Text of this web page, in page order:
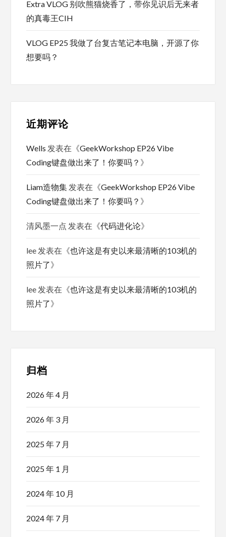
Extra VLOG 别吹熊猫烧香了，带你见识后无来者
的真毒王CIH
VLOG EP25 我做了台复古笔记本电脑，开源了你
想要吗？
近期评论
Wells 发表在《GeekWorkshop EP26 Vibe
Coding键盘做出来了！你要吗？ 》
Liam造物集 发表在《GeekWorkshop EP26 Vibe
Coding键盘做出来了！你要吗？ 》
清风墨一点 发表在《代码进化论》
lee 发表在《也许这是有史以来最清晰的103机的
照片了》
lee 发表在《也许这是有史以来最清晰的103机的
照片了》
归档
2026 年 4 月
2026 年 3 月
2025 年 7 月
2025 年 1 月
2024 年 10 月
2024 年 7 月